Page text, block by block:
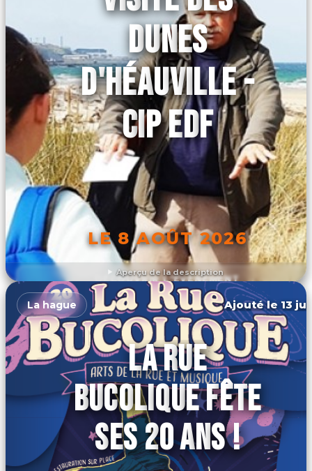
Aperçu de la description
DUNES
D'HÉAUVILLE -
CIP EDF
LE 8 AOÛT 2026
DÉCOUVRIR L'ÉVÉNEMENT
La hague Ajouté le 13
LA RUE
BUCOLIQUE FÊTE
SES 20 ANS !